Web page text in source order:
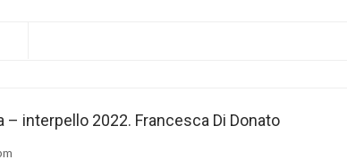
– interpello 2022. Francesca Di Donato